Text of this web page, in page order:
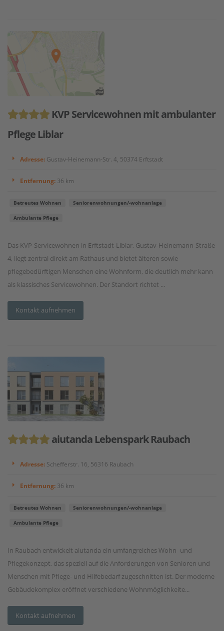
KVP Servicewohnen mit ambulanter
Pflege Liblar
Adresse: Gustav-Heinemann-Str. 4, 50374 Erftstadt
Entfernung: 36 km
Betreutes Wohnen Seniorenwohnungen/-wohnanlage
Ambulante Pflege
Das KVP-Servicewohnen in Erftstadt-Liblar, Gustav-Heinemann-Straße
4, liegt zentral direkt am Rathaus und bietet älteren sowie
pflegebedürftigen Menschen eine Wohnform, die deutlich mehr kann
als klassisches Servicewohnen. Der Standort richtet ...
Kontakt aufnehmen
aiutanda Lebenspark Raubach
Adresse: Schefferstr. 16, 56316 Raubach
Entfernung: 36 km
Betreutes Wohnen Seniorenwohnungen/-wohnanlage
Ambulante Pflege
In Raubach entwickelt aiutanda ein umfangreiches Wohn- und
Pflegekonzept, das speziell auf die Anforderungen von Senioren und
Menschen mit Pflege- und Hilfebedarf zugeschnitten ist. Der moderne
Gebäudekomplex eröffnet verschiedene Wohnmöglichkeite...
Kontakt aufnehmen